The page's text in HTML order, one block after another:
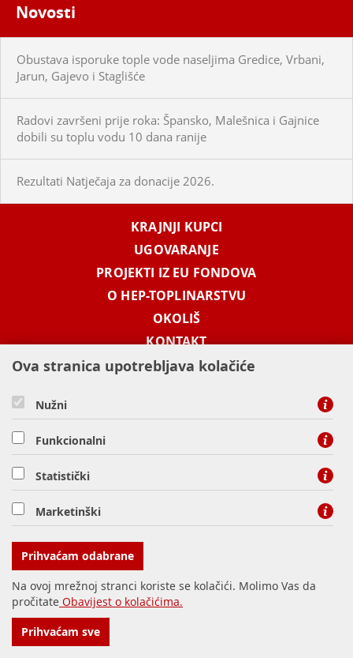
Novosti
Obustava isporuke tople vode naseljima Gredice, Vrbani,
Jarun, Gajevo i Staglišće
Radovi završeni prije roka: Špansko, Malešnica i Gajnice
dobili su toplu vodu 10 dana ranije
Rezultati Natječaja za donacije 2026.
KRAJNJI KUPCI
UGOVARANJE
PROJEKTI IZ EU FONDOVA
O HEP-TOPLINARSTVU
OKOLIŠ
KONTAKT
besplatni info telefon -0800 1003
HEP-TOPLINARSTVO d.o.o., Miševečka 15a, 10000 Zagreb
fax: 01 61 31 966
© Copyright 2016. HEP d.d.
Ova stranica upotrebljava kolačiće
Nužni
Funkcionalni
Statistički
Marketinški
Prihvaćam odabrane
Na ovoj mrežnoj stranci koriste se kolačići. Molimo Vas da
pročitate Obavijest o kolačićima.
Prihvaćam sve